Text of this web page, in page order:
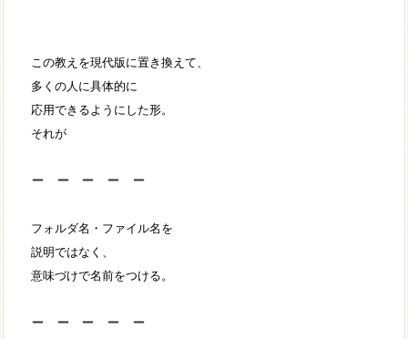
この教えを現代版に置き換えて、
多くの人に具体的に
応用できるようにした形。
それが
フォルダ名・ファイル名を
説明ではなく、
意味づけで名前をつける。